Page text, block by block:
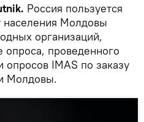
Россия пользуется
Молдовы
организаций,
опроса, проведенного
опросов IMAS по заказу
Молдовы.